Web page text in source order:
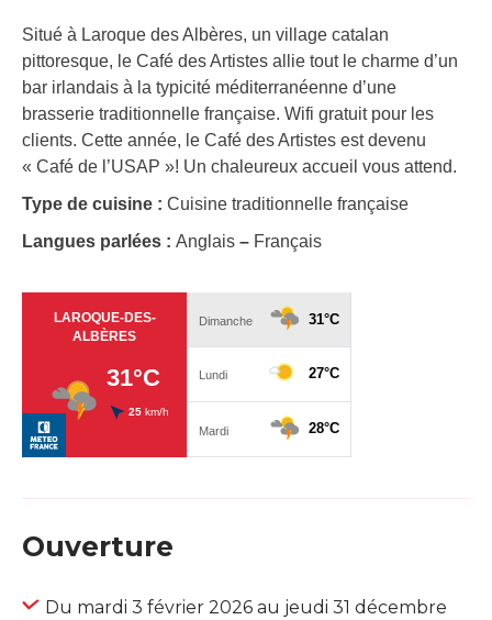
Situé à Laroque des Albères, un village catalan
pittoresque, le Café des Artistes allie tout le charme d’un
bar irlandais à la typicité méditerranéenne d’une
brasserie traditionnelle française. Wifi gratuit pour les
clients. Cette année, le Café des Artistes est devenu
« Café de l’USAP »! Un chaleureux accueil vous attend.
Type de cuisine : Cuisine traditionnelle française
Langues parlées : Anglais – Français
Ouverture
Du mardi 3 février 2026 au jeudi 31 décembre